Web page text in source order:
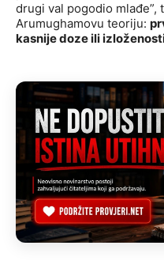
drugi val pogodio mlađe”,
Arumughamovu teoriju:
kasnije doze ili